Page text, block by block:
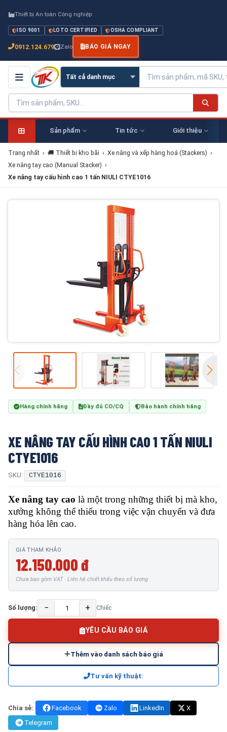
Thiết bị An toàn Công nghiệp
ISO 9001 LOTO CERTIFIED OSHA COMPLIANT
0912.124.679 Zalo BÁO GIÁ NGAY
Sản phẩm Tin tức Giới thiệu
Trang nhất › 🚚 Thiết bị kho bãi › Xe nâng và xếp hàng hoá (Stackers) ›
Xe nâng tay cao (Manual Stacker) ›
Xe nâng tay cấu hình cao 1 tấn NIULI CTYE1016
Hàng chính hãng Đầy đủ CO/CQ Bảo hành chính hãng
XE NÂNG TAY CẤU HÌNH CAO 1 TẤN NIULI
CTYE1016
SKU: CTYE1016
Xe nâng tay cao là một trong những thiết bị mà kho,
xưởng không thể thiếu trong việc vận chuyển và đưa
hàng hóa lên cao.
GIÁ THAM KHẢO
12.150.000 đ
Chưa bao gồm VAT · Liên hệ chiết khấu theo số lượng
Số lượng: − + Chiếc
YÊU CẦU BÁO GIÁ
Thêm vào danh sách báo giá
Tư vấn kỹ thuật:
Chia sẻ: Facebook Zalo LinkedIn
X
Telegram